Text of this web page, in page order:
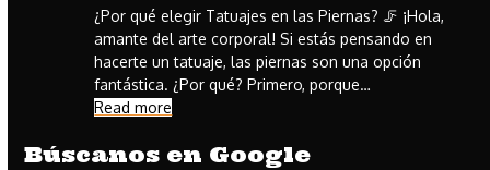
¿Por qué elegir Tatuajes en las Piernas? 🦵 ¡Hola,
amante del arte corporal! Si estás pensando en
hacerte un tatuaje, las piernas son una opción
fantástica. ¿Por qué? Primero, porque…
Read more
Búscanos en Google